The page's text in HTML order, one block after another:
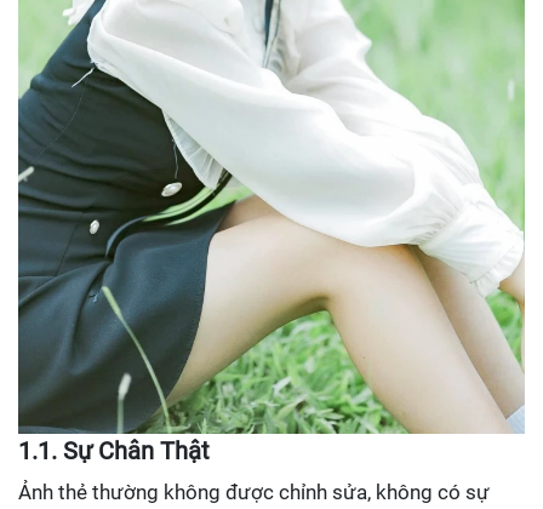
1.1. Sự Chân Thật
Ảnh thẻ thường không được chỉnh sửa, không có sự